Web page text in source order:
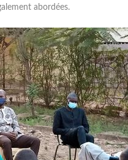
abordées.